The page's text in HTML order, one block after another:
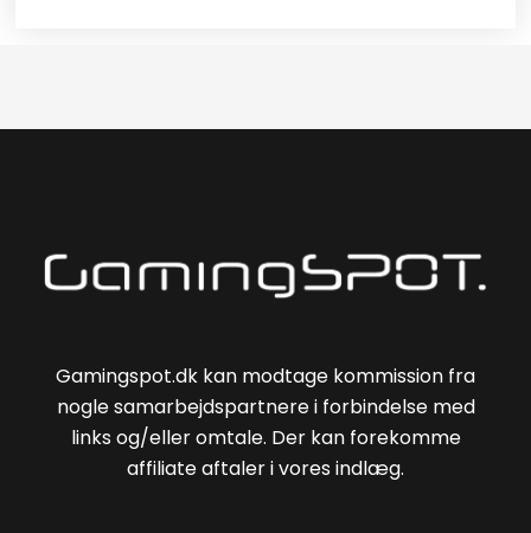
Gamingspot.dk kan modtage kommission fra
nogle samarbejdspartnere i forbindelse med
links og/eller omtale. Der kan forekomme
affiliate aftaler i vores indlæg.